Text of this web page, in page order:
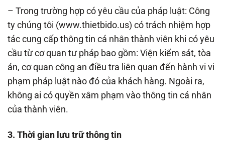
– Trong trường hợp có yêu cầu của pháp luật: Công
ty chúng tôi (www.thietbido.us) có trách nhiệm hợp
tác cung cấp thông tin cá nhân thành viên khi có yêu
cầu từ cơ quan tư pháp bao gồm: Viện kiểm sát, tòa
án, cơ quan công an điều tra liên quan đến hành vi vi
phạm pháp luật nào đó của khách hàng. Ngoài ra,
không ai có quyền xâm phạm vào thông tin cá nhân
của thành viên.
3. Thời gian lưu trữ thông tin